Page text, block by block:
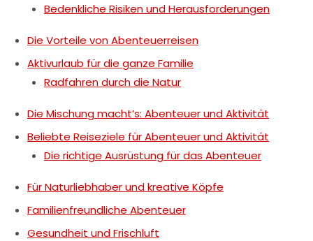
Bedenkliche Risiken und Herausforderungen
Die Vorteile von Abenteuerreisen
Aktivurlaub für die ganze Familie
Radfahren durch die Natur
Die Mischung macht’s: Abenteuer und Aktivität
Beliebte Reiseziele für Abenteuer und Aktivität
Die richtige Ausrüstung für das Abenteuer
Für Naturliebhaber und kreative Köpfe
Familienfreundliche Abenteuer
Gesundheit und Frischluft